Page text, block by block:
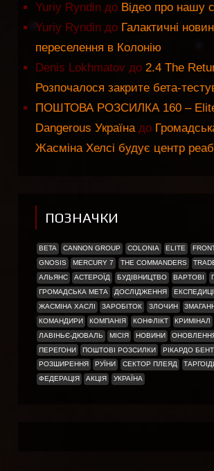
Yuriy Ryndin до Відео про нашу
Yuriy Ryndin до Галактичні
переселення в Колонію
Denis Lokhmatov до 2.4 The
Розпочалося закрите бета-
ПОШТОВА РОЗСИЛКА 160 –
Dangerous Українадо
Жасміна Хелсі будує центр
ПОЗНАЧКИ
BETA CANNON GROUP COLONIA ELITE
GNOSIS
MERCURY 7 THE COMMANDERS
АЛЬЯНС
АСТЕРОЇД БУДІВНИЦТВО ВАРТОВІ
ГРОМАДСЬКА МЕТА
ДОСЛІДЖЕННЯ
ЖАСМІНА ХАСЛІ
ЗАРОБІТОК ЗЛОЧИН
КОМАНДИРИ
КОМПАНІЯ КОНФЛІКТ
КРИМІНАЛ
ЛАВІНЬЄ-ДЮВАЛЬ
МІСІЯ НОВИНИ
ПЕРЕГОНИ
ПОШТОВІ РОЗСИЛКИ РІКАРДО
РОЗШИРЕННЯ
РУЇНИ СЕКТОР ПЛЕЯД
ФЕДЕРАЦІЯ
АКЦІЯ УКРАЇНА